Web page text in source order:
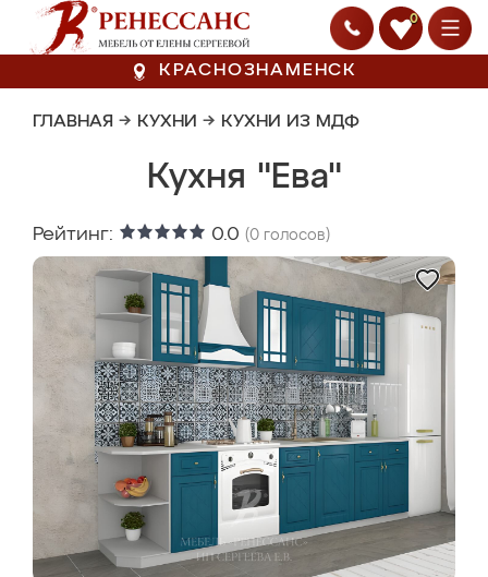
0
КРАСНОЗНАМЕНСК
ГЛАВНАЯ → КУХНИ → КУХНИ ИЗ МДФ
Кухня "Ева"
Рейтинг: 0.0 (0 голосов)